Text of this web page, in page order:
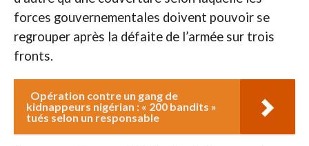
forces gouvernementales doivent pouvoir se
regrouper après la défaite de l’armée sur trois
fronts.
Opération contre un gang de
kidnappeurs nigérian : « 200 bandits »
tués selon un responsable